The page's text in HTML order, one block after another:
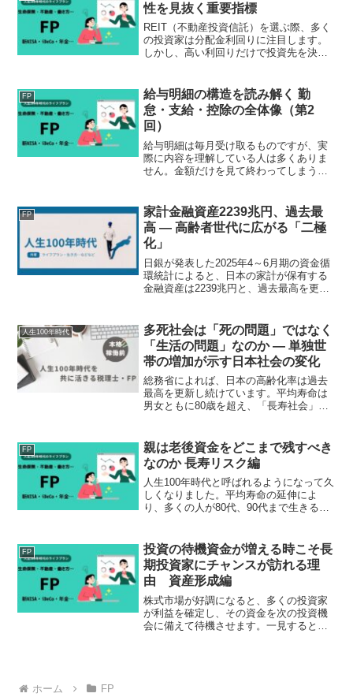
性を見抜く重要指標
REIT（不動産投資信託）を選ぶ際、多く
の投資家は分配金利回りに注目します。
しかし、高い利回りだけで投資先を決め
ます。その財務の安全性を判断するうえ
で最も重要な指標が「...
FP
給与明細の構造を読み解く 勤
怠・支給・控除の全体像（第2
回）
給与明細は毎月受け取るものですが、実
際に内容を理解している人は多くありま
せん。金額だけを見て終わってしまうケ
り、どのように差し引かれているのか」
を示す重要な資料です。本稿...
FP
家計金融資産2239兆円、過去最
高 ― 高齢者世代に広がる「二極
化」
日銀が発表した2025年4～6月期の資金循
環統計によると、日本の家計が保有する
金融資産は2239兆円と、過去最高を更新
見ていくと「高齢者世代の資産の二極
化」という深刻...
人生100年時代
多死社会は「死の問題」ではなく
「生活の問題」なのか ― 単独世
帯の増加が示す日本社会の変化
総務省によれば、日本の高齢化率は過去
最高を更新し続けています。平均寿命は
男女ともに80歳を超え、「長寿社会」は
ません。問題は、「誰と」「どのよう
に」老いていくのか、そして...
FP
親は老後資金をどこまで残すべき
なのか 長寿リスク編
人生100年時代と呼ばれるようになって久
しくなりました。平均寿命の延伸によ
り、多くの人が80代、90代まで生きる時
いう不安から、できるだけお金を使わず
に資産を残そうと考...
FP
投資の待機資金が増える時こそ長
期投資家にチャンスが訪れる理
由 資産形成編
株式市場が好調になると、多くの投資家
が利益を確定し、その資金を次の投資機
会に備えて待機させます。一見すると市
ホーム
FP